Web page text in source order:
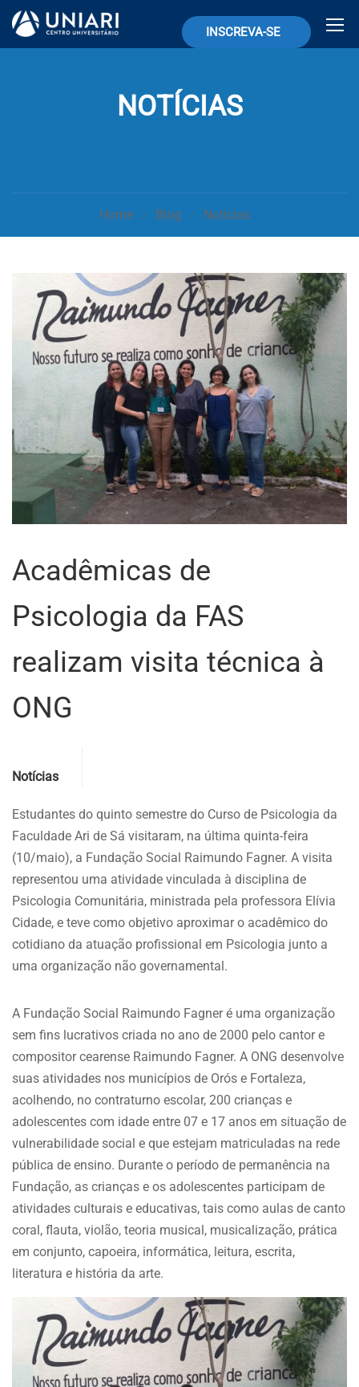
INSCREVA-SE
NOTÍCIAS
Home Blog Notícias
Acadêmicas de
Psicologia da FAS
realizam visita técnica à
ONG
Notícias
Estudantes do quinto semestre do Curso de Psicologia da
Faculdade Ari de Sá visitaram, na última quinta-feira
(10/maio), a Fundação Social Raimundo Fagner. A visita
representou uma atividade vinculada à disciplina de
Psicologia Comunitária, ministrada pela professora Elívia
Cidade, e teve como objetivo aproximar o acadêmico do
cotidiano da atuação profissional em Psicologia junto a
uma organização não governamental.
A Fundação Social Raimundo Fagner é uma organização
sem fins lucrativos criada no ano de 2000 pelo cantor e
compositor cearense Raimundo Fagner. A ONG desenvolve
suas atividades nos municípios de Orós e Fortaleza,
acolhendo, no contraturno escolar, 200 crianças e
adolescentes com idade entre 07 e 17 anos em situação de
vulnerabilidade social e que estejam matriculadas na rede
pública de ensino. Durante o período de permanência na
Fundação, as crianças e os adolescentes participam de
atividades culturais e educativas, tais como aulas de canto
coral, flauta, violão, teoria musical, musicalização, prática
em conjunto, capoeira, informática, leitura, escrita,
literatura e história da arte.